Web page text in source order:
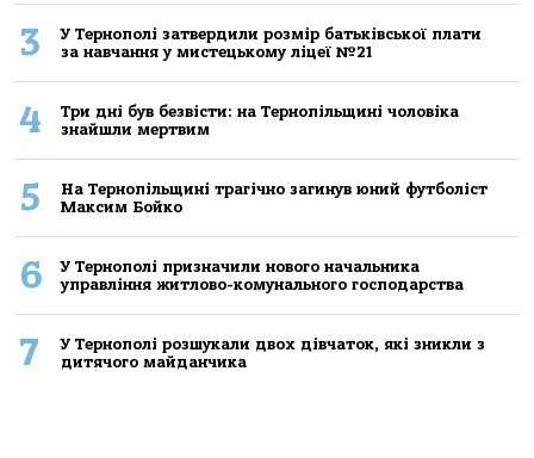
3
У Тернополі затвердили розмір батьківської плати
за навчання у мистецькому ліцеї №21
4
Три дні був безвісти: на Тернопільщині чоловіка
знайшли мертвим
5
На Тернопільщині трагічно загинув юний футболіст
Максим Бойко
6
У Тернополі призначили нового начальника
управління житлово-комунального господарства
7
У Тернополі розшукали двох дівчаток, які зникли з
дитячого майданчика